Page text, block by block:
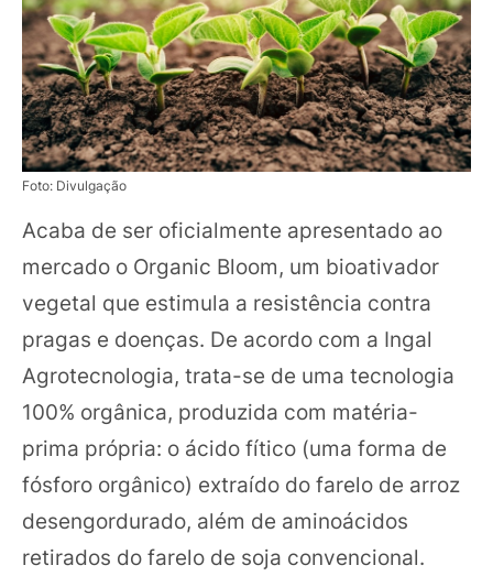
Foto: Divulgação
Acaba de ser oficialmente apresentado ao
mercado o Organic Bloom, um bioativador
vegetal que estimula a resistência contra
pragas e doenças. De acordo com a Ingal
Agrotecnologia, trata-se de uma tecnologia
100% orgânica, produzida com matéria-
prima própria: o ácido fítico (uma forma de
fósforo orgânico) extraído do farelo de arroz
desengordurado, além de aminoácidos
retirados do farelo de soja convencional.